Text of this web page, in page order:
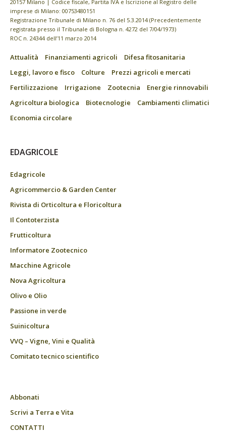
20157 Milano | Codice fiscale, Partita IVA e Iscrizione al Registro delle
imprese di Milano: 00753480151
Registrazione Tribunale di Milano n. 76 del 5.3.2014 (Precedentemente
registrata presso il Tribunale di Bologna n. 4272 del 7/04/1973)
ROC n. 24344 dell’11 marzo 2014
Attualità Finanziamenti agricoli
Difesa fitosanitaria
Leggi, lavoro e fisco
Colture
Prezzi agricoli e mercati
Fertilizzazione
Irrigazione Zootecnia
Energie rinnovabili
Agricoltura biologica
Biotecnologie
Cambiamenti climatici
Economia circolare
EDAGRICOLE
Edagricole
Agricommercio & Garden Center
Rivista di Orticoltura e Floricoltura
Il Contoterzista
Frutticoltura
Informatore Zootecnico
Macchine Agricole
Nova Agricoltura
Olivo e Olio
Passione in verde
Suinicoltura
VVQ – Vigne, Vini e Qualità
Comitato tecnico scientifico
Abbonati
Scrivi a Terra e Vita
CONTATTI